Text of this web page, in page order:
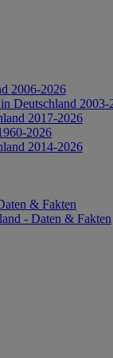
2006-2026
Deutschland 2003-
2017-2026
2026
2014-2026
& Fakten
- Daten & Fakten